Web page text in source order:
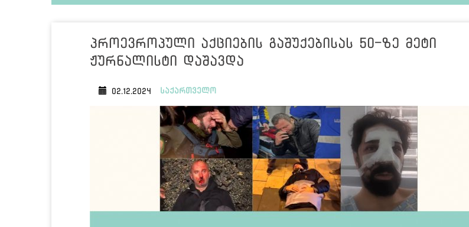
პროევროპული აქციების გაშუქებისას 50-ზე მეტი
ჟურნალისტი დაშავდა
02.12.2024 საქართველო